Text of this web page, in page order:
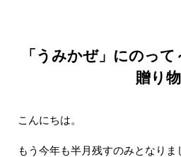
「うみかぜ」にのっ
贈り物
こんにちは。
もう今年も半月残すのみとなりま